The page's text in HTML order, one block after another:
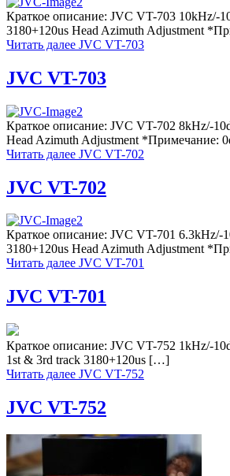
Краткое описание: JVC VT-703 10kHz/-
3180+120us Head Azimuth Adjustment
Читать далее JVC VT-703
JVC VT-703
Краткое описание: JVC VT-702 8kHz/-
Head Azimuth Adjustment *Примечание:
Читать далее JVC VT-702
JVC VT-702
Краткое описание: JVC VT-701 6.3kHz/-
3180+120us Head Azimuth Adjustment
Читать далее JVC VT-701
JVC VT-701
Краткое описание: JVC VT-752 1kHz/-
1st & 3rd track 3180+120us […]
Читать далее JVC VT-752
JVC VT-752